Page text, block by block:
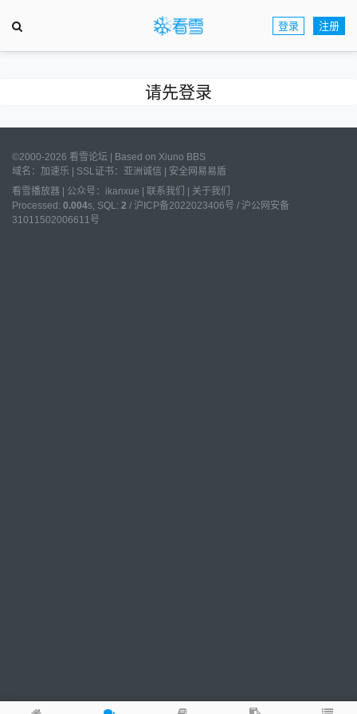
登录 注册
请先登录
©2000-2026 看雪论坛 | Based on Xiuno BBS
域名： 加速乐 | SSL证书： 亚洲诚信
安全网易易盾
看雪播放器
公众号：ikanxue 联系我们
关于我们
Processed: 0.004s, SQL: 2 / 沪ICP备2022023406号 / 沪公网安备
31011502006611号